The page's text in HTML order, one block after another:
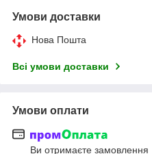
Умови доставки
Нова Пошта
Всі умови доставки
Умови оплати
Ви отримаєте замовлення